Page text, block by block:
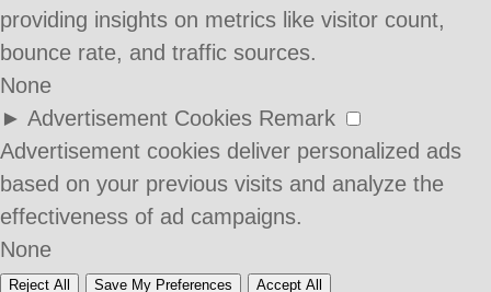
providing insights on metrics like visitor count,
bounce rate, and traffic sources.
None
► Advertisement Cookies Remark
Advertisement cookies deliver personalized ads
based on your previous visits and analyze the
effectiveness of ad campaigns.
None
Reject All Save My Preferences Accept All